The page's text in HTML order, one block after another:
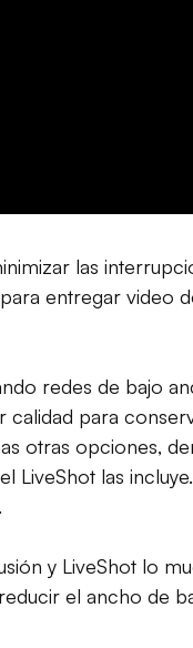
las
entregar video
redes de bajo
calidad para
otras opciones,
las
y LiveShot lo
el ancho de